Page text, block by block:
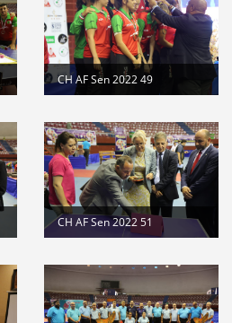
CH AF Sen 2022 49
CH AF Sen 2022 51